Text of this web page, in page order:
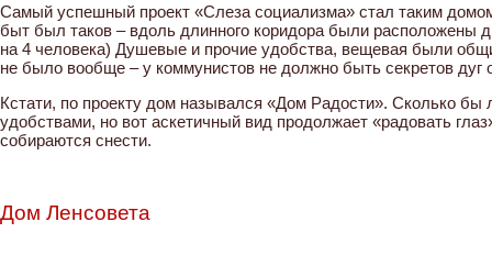
Самый успешный проект «Слеза социализма» стал таким
быт был таков – вдоль длинного коридора были
на 4 человека) Душевые и прочие удобства, вещевая были
не было вообще – у коммунистов не должно быть секретов дуг
Кстати, по проекту дом назывался «Дом Радости». Сколько
удобствами, но вот аскетичный вид продолжает «радовать
собираются снести.
Дом Ленсовета